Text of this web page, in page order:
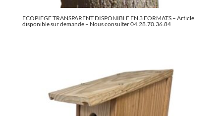
ECOPIEGE TRANSPARENT DISPONIBLE EN 3 FORMATS – Article
disponible sur demande – Nous consulter 04.28.70.36.84